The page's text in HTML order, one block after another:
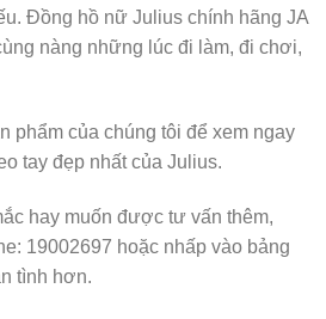
Đồng hồ nữ Julius chính hãng JA
nàng những lúc đi làm, đi chơi,
phẩm của chúng tôi để xem ngay
tay đẹp nhất của Julius.
hay muốn được tư vấn thêm,
19002697 hoặc nhấp vào bảng
tình hơn.